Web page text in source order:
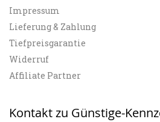
Impressum
Lieferung & Zahlung
Tiefpreisgarantie
Widerruf
Affiliate Partner
Kontakt zu Günstige-